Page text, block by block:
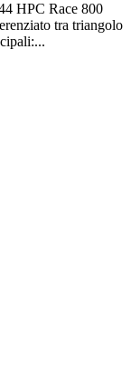
HPC Race 800
tra triangolo